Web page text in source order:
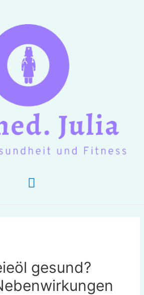
Hauptmenü
gesund?